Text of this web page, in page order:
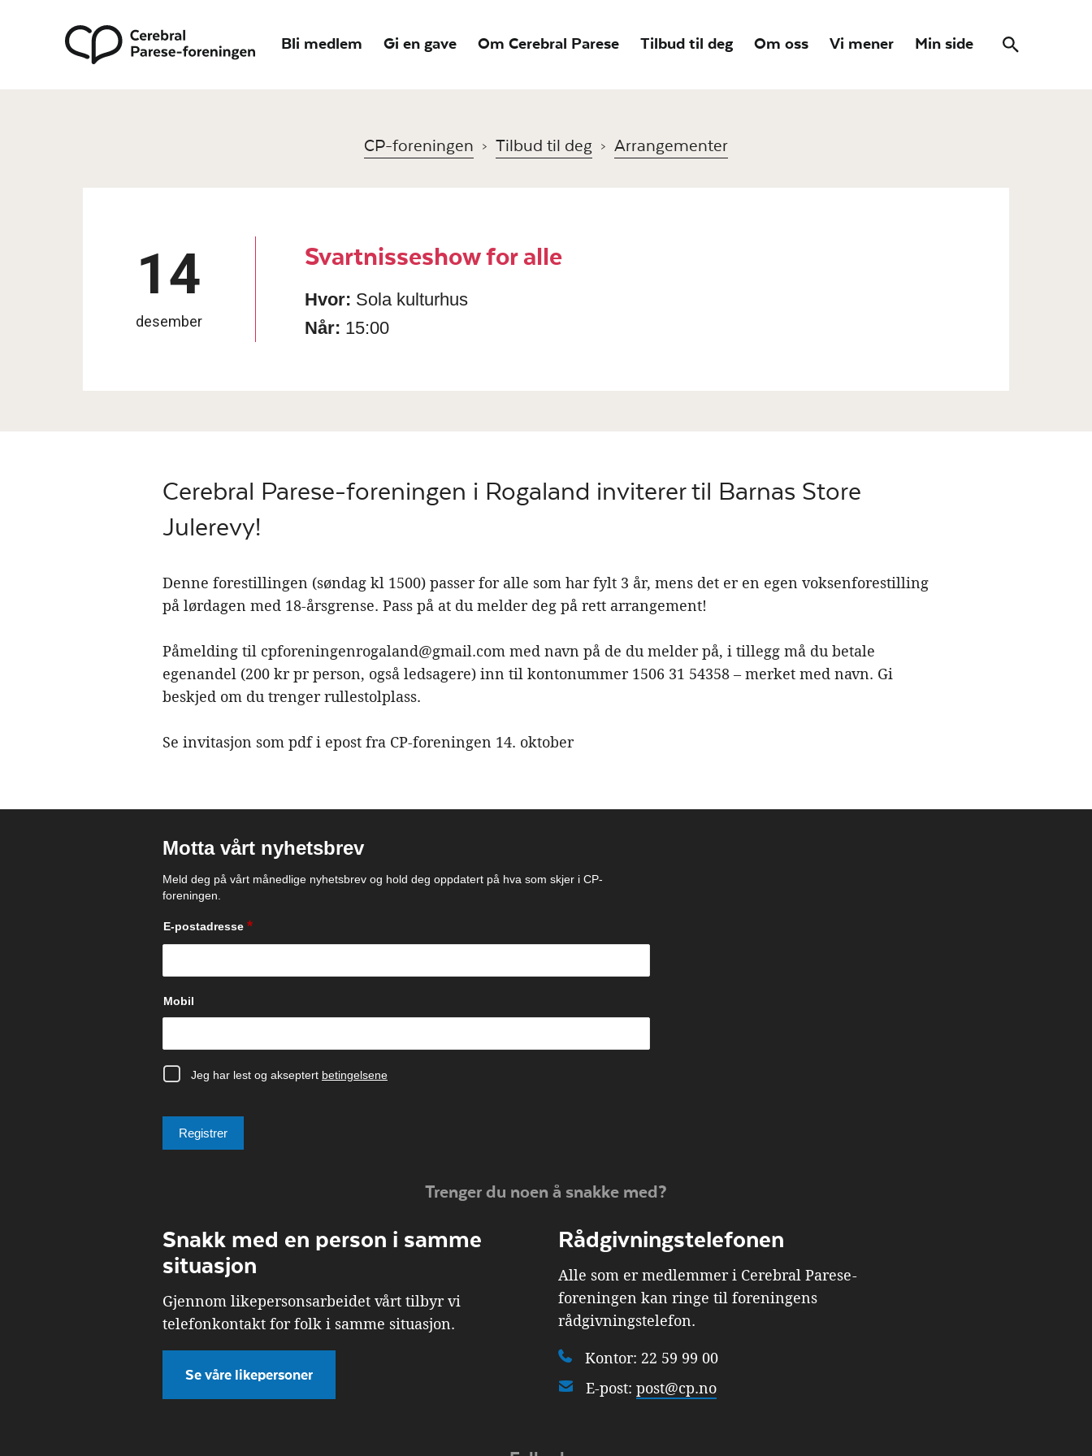
Til forsiden
Bli medlem Gi en gave Om Cerebral Parese Tilbud til deg Om oss Vi mener Min side
Søk
CP-foreningen Tilbud til deg Arrangementer
14
desember
Svartnisseshow for alle
Hvor: Sola kulturhus
Når: 15:00
Cerebral Parese-foreningen i Rogaland inviterer til Barnas Store
Julerevy!
Denne forestillingen (søndag kl 1500) passer for alle som har fylt 3 år, mens det er en egen voksenforestilling
på lørdagen med 18-årsgrense. Pass på at du melder deg på rett arrangement!
Påmelding til cpforeningenrogaland@gmail.com med navn på de du melder på, i tillegg må du betale
egenandel (200 kr pr person, også ledsagere) inn til kontonummer 1506 31 54358 – merket med navn. Gi
beskjed om du trenger rullestolplass.
Se invitasjon som pdf i epost fra CP-foreningen 14. oktober
Trenger du noen å snakke med?
Snakk med en person i samme
situasjon
Gjennom likepersonsarbeidet vårt tilbyr vi
telefonkontakt for folk i samme situasjon.
Se våre likepersoner
Rådgivningstelefonen
Alle som er medlemmer i Cerebral Parese-
foreningen kan ringe til foreningens
rådgivningstelefon.
Kontor: 22 59 99 00
E-post: post@cp.no